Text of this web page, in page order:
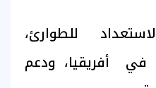
للطوارئ،
أفريقيا، ودعم